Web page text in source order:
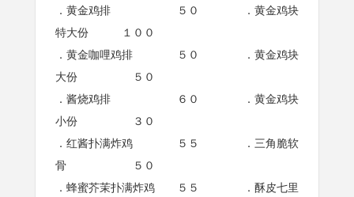
．黄金鸡排 ５０ ．黄金鸡块
特大份 １００
．黄金咖哩鸡排 ５０ ．黄金鸡块
大份 ５０
．酱烧鸡排 ６０ ．黄金鸡块
小份 ３０
．红酱扑满炸鸡 ５５ ．三角脆软
骨 ５０
．蜂蜜芥茉扑满炸鸡 ５５ ．酥皮七里